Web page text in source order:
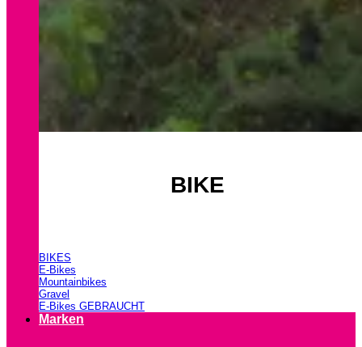
BIKE
BIKES
E-Bikes
Mountainbikes
Gravel
E-Bikes GEBRAUCHT
Marken